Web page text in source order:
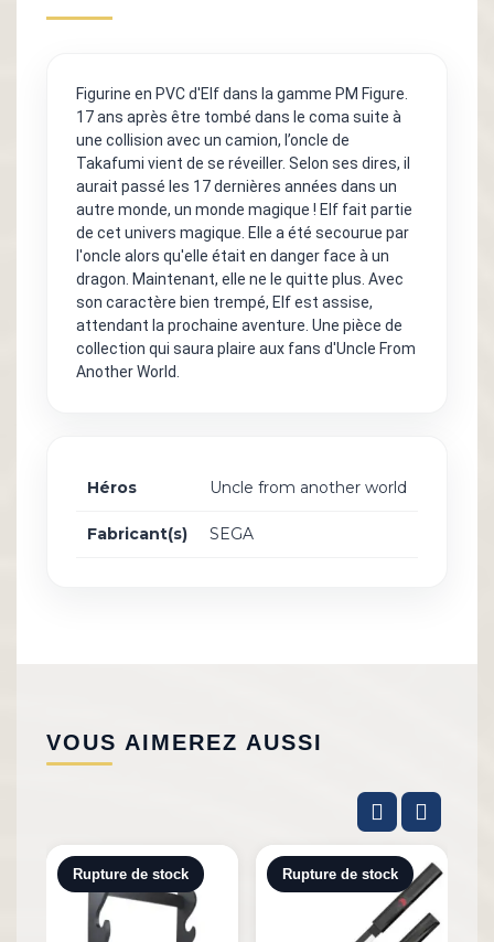
Figurine en PVC d'Elf dans la gamme PM Figure.
17 ans après être tombé dans le coma suite à
une collision avec un camion, l’oncle de
Takafumi vient de se réveiller. Selon ses dires, il
aurait passé les 17 dernières années dans un
autre monde, un monde magique ! Elf fait partie
de cet univers magique. Elle a été secourue par
l'oncle alors qu'elle était en danger face à un
dragon. Maintenant, elle ne le quitte plus. Avec
son caractère bien trempé, Elf est assise,
attendant la prochaine aventure. Une pièce de
collection qui saura plaire aux fans d'Uncle From
Another World.
Héros Uncle from another world
Fabricant(s) SEGA
VOUS AIMEREZ AUSSI
Rupture de stock Rupture de stock